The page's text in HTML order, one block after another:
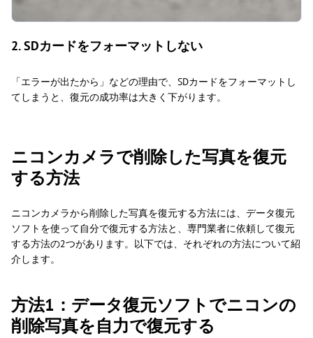
2. SDカードをフォーマットしない
「エラーが出たから」などの理由で、SDカードをフォーマットし
てしまうと、復元の成功率は大きく下がります。
ニコンカメラで削除した写真を復元
する方法
ニコンカメラから削除した写真を復元する方法には、データ復元
ソフトを使って自分で復元する方法と、専門業者に依頼して復元
する方法の2つがあります。以下では、それぞれの方法について紹
介します。
方法1：データ復元ソフトでニコンの
削除写真を自力で復元する